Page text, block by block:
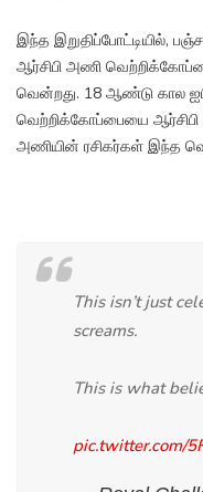
இந்த இறுதிப்போட்டியில்,
ஆர்சிபி அணி
வென்றது. 18 ஆண்டு கால
வெற்றிக்கோப்பையை ஆர்சிபி
அணியின் ரசிகர்கள் இந்த
This isn’t just
screams.
This is what
pic.twitter.com/